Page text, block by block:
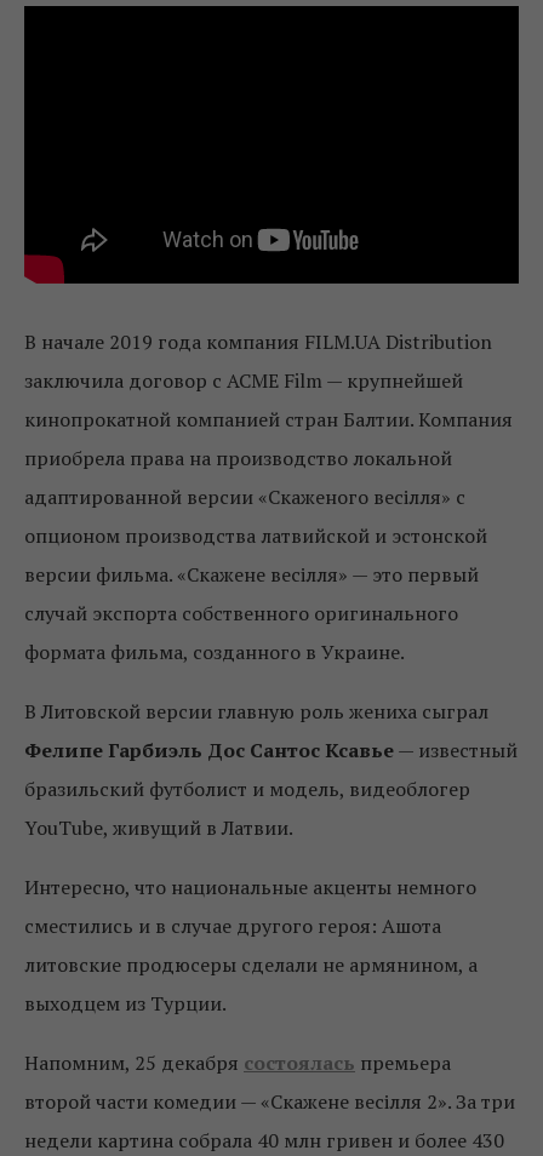
В начале 2019 года компания FILM.UA Distribution
заключила договор с ACME Film — крупнейшей
кинопрокатной компанией стран Балтии. Компания
приобрела права на производство локальной
адаптированной версии «Скаженого весілля» с
опционом производства латвийской и эстонской
версии фильма. «Скажене весілля» — это первый
случай экспорта собственного оригинального
формата фильма, созданного в Украине.
В Литовской версии главную роль жениха сыграл
Фелипе Гарбиэль Дос Сантос Ксавье— известный
бразильский футболист и модель, видеоблогер
YouTube, живущий в Латвии.
Интересно, что национальные акценты немного
сместились и в случае другого героя: Ашота
литовские продюсеры сделали не армянином, а
выходцем из Турции.
Напомним, 25 декабря состоялась премьера
второй части комедии — «Скажене весілля 2». За три
недели картина собрала 40 млн гривен и более 430